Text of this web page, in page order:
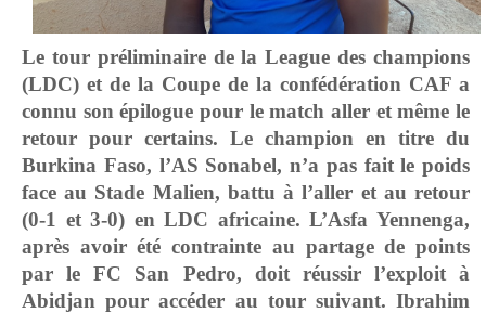
Le tour préliminaire de la League des champions
(LDC) et de la Coupe de la confédération CAF a
connu son épilogue pour le match aller et même le
retour pour certains. Le champion en titre du
Burkina Faso, l’AS Sonabel, n’a pas fait le poids
face au Stade Malien, battu à l’aller et au retour
(0-1 et 3-0) en LDC africaine. L’Asfa Yennenga,
après avoir été contrainte au partage de points
par le FC San Pedro, doit réussir l’exploit à
Abidjan pour accéder au tour suivant. Ibrahim